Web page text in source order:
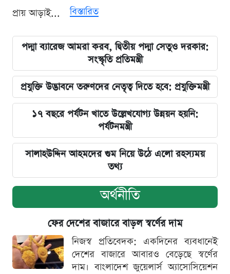
প্রায় আড়াই...
বিস্তারিত
পদ্মা ব্যারেজ আমরা করব, দ্বিতীয় পদ্মা সেতুও দরকার:
সংস্কৃতি প্রতিমন্ত্রী
প্রযুক্তি উদ্ভাবনে তরুণদের নেতৃত্ব দিতে হবে: প্রযুক্তিমন্ত্রী
১৭ বছরে পর্যটন খাতে উল্লেখযোগ্য উন্নয়ন হয়নি:
পর্যটনমন্ত্রী
সালাহউদ্দিন আহমদের গুম নিয়ে উঠে এলো রহস্যময়
তথ্য
অর্থনীতি
ফের দেশের বাজারে বাড়ল স্বর্ণের দাম
নিজস্ব প্রতিবেদক: একদিনের ব্যবধানেই
দেশের বাজারে আবারও বেড়েছে স্বর্ণের
দাম। বাংলাদেশ জুয়েলার্স অ্যাসোসিয়েশন